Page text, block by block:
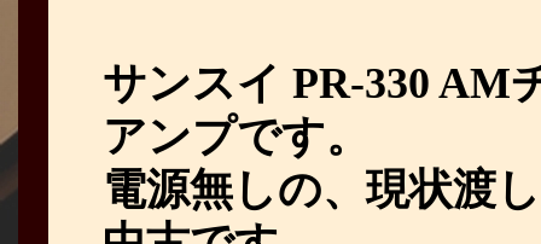
サンスイ PR-330 AM
アンプです。
電源無しの、現状渡